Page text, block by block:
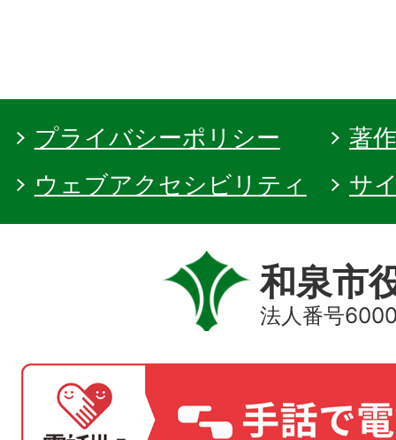
プライバシーポリシー
著
ウェブアクセシビリティ
サ
和泉市
法人番号